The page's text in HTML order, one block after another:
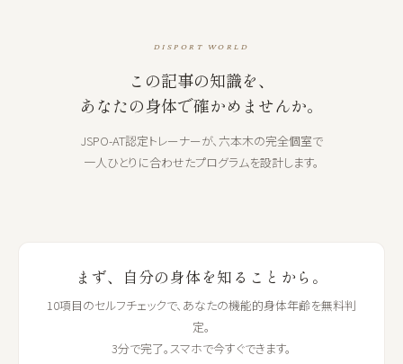
DISPORT WORLD
この記事の知識を、
あなたの身体で確かめませんか。
JSPO-AT認定トレーナーが、六本木の完全個室で
一人ひとりに合わせたプログラムを設計します。
まず、自分の身体を知ることから。
10項目のセルフチェックで、あなたの機能的身体年齢を無料判
定。
3分で完了。スマホで今すぐできます。